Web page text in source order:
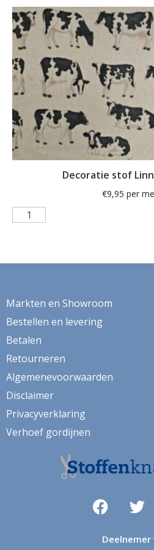
ganzen
gemberkoekjes
geometrisch
ginko
gnome
grafisch
groene thee
hartjes
hert
herten
hertje
hollands
hond
honden
Decoratie stof
€9,95 per
Markten en Showroom
Bestellen en levering
Betalen
Retourneren
Algemenevoorwaarden
Disclaimer
Privacyverklaring
Verhoef gordijnen
Deelnemer